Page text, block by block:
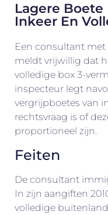
Lagere
Inkeer En
Een consultant
meldt vrijwillig dat
volledige box 3-
inspecteur legt
vergrijpboetes van
rechtsvraag is of
proportioneel zijn.
Feiten
De consultant
In zijn aangiften
volledige